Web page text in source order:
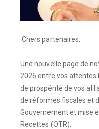
Chers partenaires,
Une nouvelle page de
2026 entre vos attentes
de prospérité de vos
de réformes fiscales et
Gouvernement et mise
Recettes (OTR).